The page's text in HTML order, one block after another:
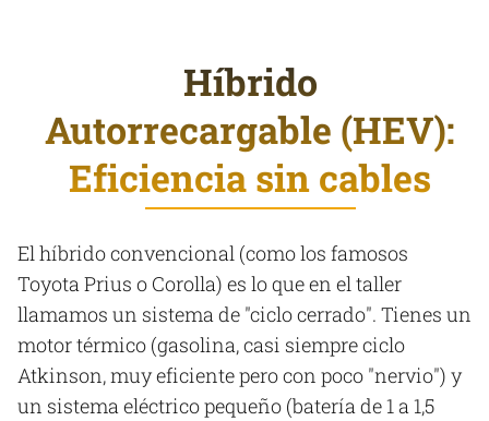
Híbrido
Autorrecargable (HEV):
Eficiencia sin cables
El híbrido convencional (como los famosos
Toyota Prius o Corolla) es lo que en el taller
llamamos un sistema de "ciclo cerrado". Tienes un
motor térmico (gasolina, casi siempre ciclo
Atkinson, muy eficiente pero con poco "nervio") y
un sistema eléctrico pequeño (batería de 1 a 1,5